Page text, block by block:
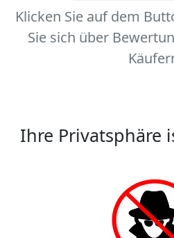
Klicken Sie auf dem
Sie sich über
Ihre Privatsphäre